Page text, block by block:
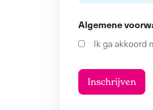
Algemene
Ik ga akkoord